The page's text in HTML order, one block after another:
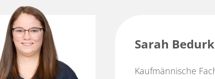
Sarah
Kaufmännische